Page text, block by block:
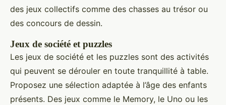
des jeux collectifs comme des chasses au trésor ou
des concours de dessin.
Jeux de société et puzzles
Les jeux de société et les puzzles sont des activités
qui peuvent se dérouler en toute tranquillité à table.
Proposez une sélection adaptée à l’âge des enfants
présents. Des jeux comme le Memory, le Uno ou les